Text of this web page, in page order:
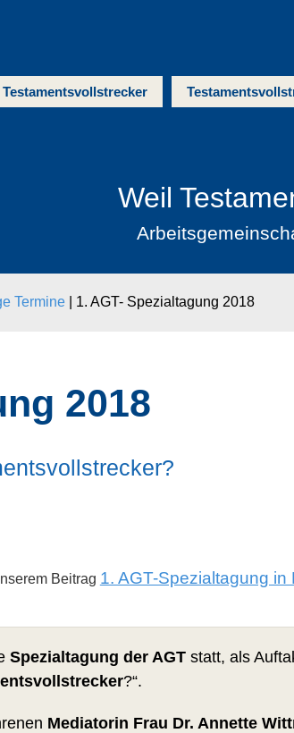
Testamentsvollstrecker
Weil
Termine| 1. AGT- Spezialtagung 2018
2018
Beitrag 1. AGT-Spezialtagung in
Spezialtagung der AGTstatt, als
?“.
Mediatorin Frau Dr. Annette